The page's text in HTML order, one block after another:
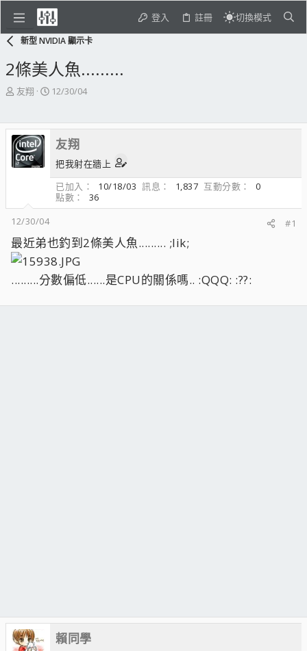
登入 註冊 切換模式
新型 NVIDIA 顯示卡
2條美人魚.........
主
起
人
友翔
開
期
12/30/04
友翔
把我射在牆上
已加入
10/18/03 訊息 1,837 互動分數
0
點數
36
12/30/04
#1
最近弟也釣到2條美人魚......... ;lik;
.........分數偏低......是CPU的關係嗎.. :QQQ: :??:
賴同學